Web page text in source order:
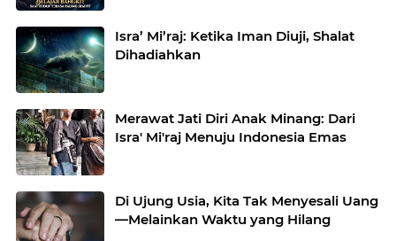
Isra’ Mi’raj: Ketika Iman Diuji, Shalat
Dihadiahkan
Merawat Jati Diri Anak Minang: Dari
Isra' Mi'raj Menuju Indonesia Emas
Di Ujung Usia, Kita Tak Menyesali Uang
—Melainkan Waktu yang Hilang